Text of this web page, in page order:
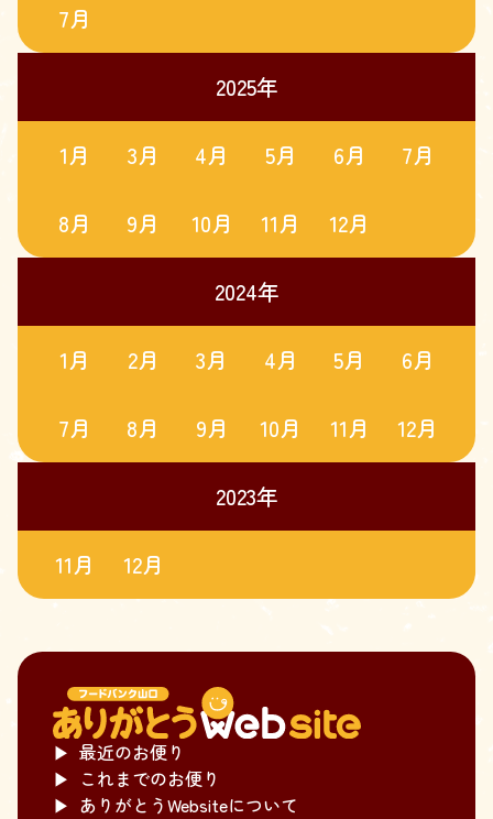
7月
2025年
1月 3月 4月 5月 6月 7月
8月 9月 10月 11月 12月
2024年
1月 2月 3月 4月 5月 6月
7月 8月 9月 10月 11月 12月
2023年
11月 12月
▶ 最近のお便り
▶ これまでのお便り
▶ ありがとうWebsiteについて